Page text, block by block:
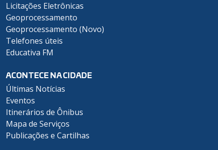
Licitações Eletrônicas
Geoprocessamento
Geoprocessamento (Novo)
Telefones úteis
Educativa FM
ACONTECE NA CIDADE
Últimas Notícias
Eventos
Itinerários de Ônibus
Mapa de Serviços
Publicações e Cartilhas